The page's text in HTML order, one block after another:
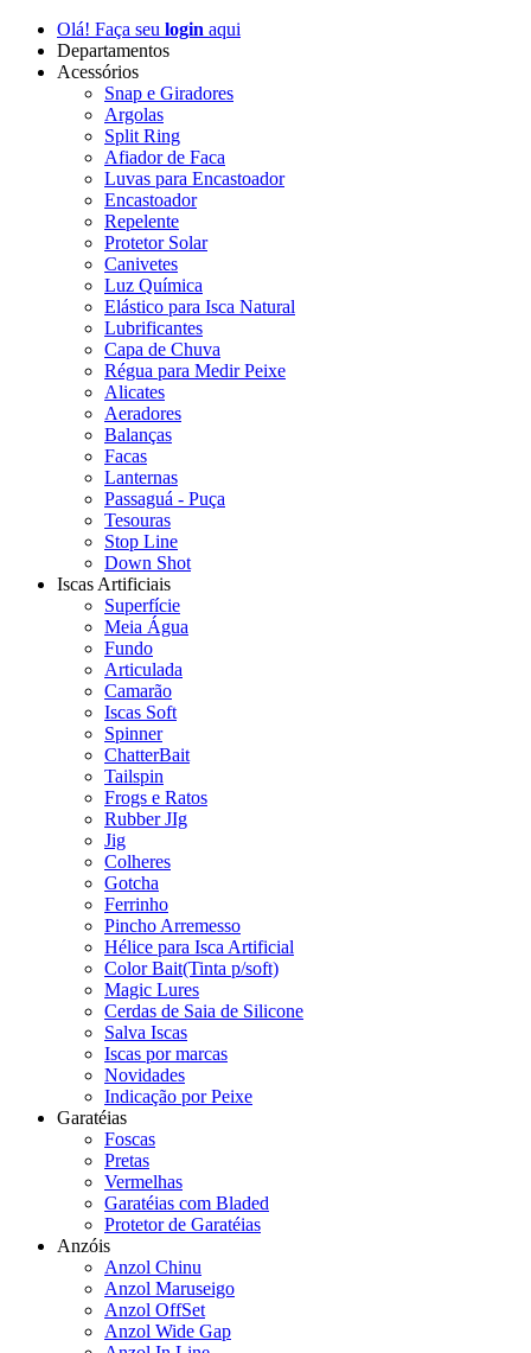
Olá! Faça seu login aqui
Departamentos
Acessórios
Snap e Giradores
Argolas
Split Ring
Afiador de Faca
Luvas para Encastoador
Encastoador
Repelente
Protetor Solar
Canivetes
Luz Química
Elástico para Isca Natural
Lubrificantes
Capa de Chuva
Régua para Medir Peixe
Alicates
Aeradores
Balanças
Facas
Lanternas
Passaguá - Puça
Tesouras
Stop Line
Down Shot
Iscas Artificiais
Superfície
Meia Água
Fundo
Articulada
Camarão
Iscas Soft
Spinner
ChatterBait
Tailspin
Frogs e Ratos
Rubber JIg
Jig
Colheres
Gotcha
Ferrinho
Pincho Arremesso
Hélice para Isca Artificial
Color Bait(Tinta p/soft)
Magic Lures
Cerdas de Saia de Silicone
Salva Iscas
Iscas por marcas
Novidades
Indicação por Peixe
Garatéias
Foscas
Pretas
Vermelhas
Garatéias com Bladed
Protetor de Garatéias
Anzóis
Anzol Chinu
Anzol Maruseigo
Anzol OffSet
Anzol Wide Gap